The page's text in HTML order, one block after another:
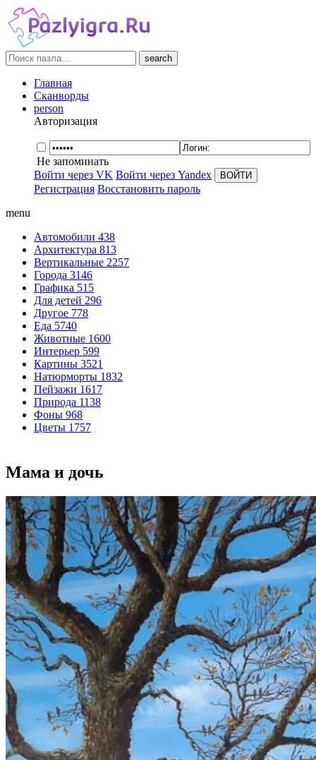
search
Главная
Сканворды
person
Авторизация
Не запоминать
Войти через VK Войти через Yandex
Регистрация Восстановить пароль
menu
Автомобили 438
Архитектура 813
Вертикальные 2257
Города 3146
Графика 515
Для детей 296
Другое 778
Еда 5740
Животные 1600
Интерьер 599
Картины 3521
Натюрморты 1832
Пейзажи 1617
Природа 1138
Фоны 968
Цветы 1757
Мама и дочь